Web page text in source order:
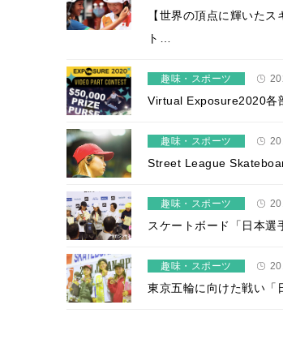
【世界の頂点に輝いた
ト…
趣味・スポーツ
Virtual Exposure2020各
趣味・スポーツ
Street League
趣味・スポーツ
スケートボード「日本選
趣味・スポーツ
東京五輪に向けた戦い「